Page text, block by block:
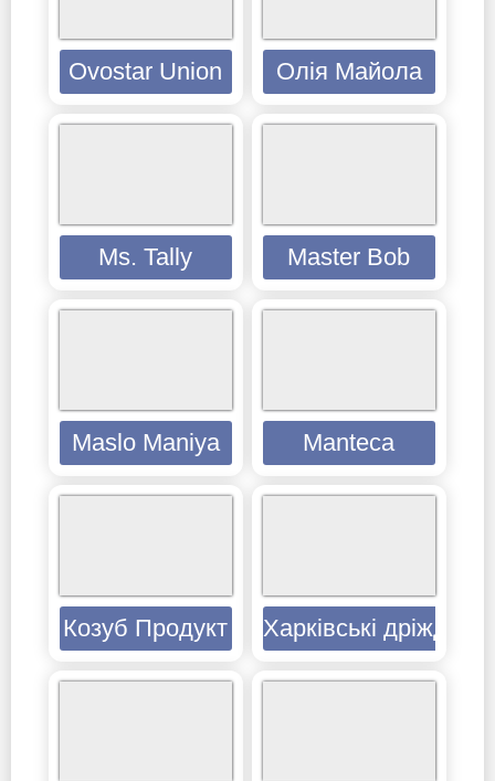
Ovostar Union Олія Майола
Ms. Tally Master Bob
Maslo Maniya Mаnteca
Козуб Продукт Харківські дріжджі